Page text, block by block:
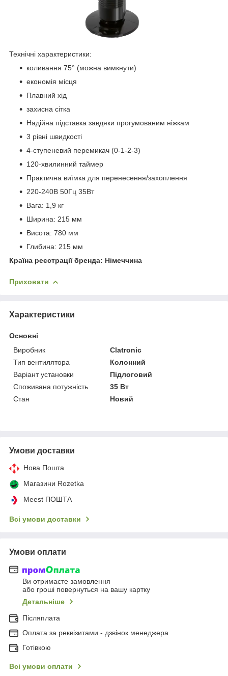
Технічні характеристики:
коливання 75° (можна вимкнути)
економія місця
Плавний хід
захисна сітка
Надійна підставка завдяки прогумованим ніжкам
3 рівні швидкості
4-ступеневий перемикач (0-1-2-3)
120-хвилинний таймер
Практична виїмка для перенесення/захоплення
220-240В 50Гц 35Вт
Вага: 1,9 кг
Ширина: 215 мм
Висота: 780 мм
Глибина: 215 мм
Країна реєстрації бренда: Німеччина
Приховати
Характеристики
Основні
Виробник
Clatronic
Тип вентилятора
Колонний
Варіант установки
Підлоговий
Споживана потужність
35 Вт
Стан
Новий
Умови доставки
Нова Пошта
Магазини Rozetka
Meest ПОШТА
Всі умови доставки
Умови оплати
Ви отримаєте замовлення
або гроші повернуться на вашу картку
Детальніше
Післяплата
Оплата за реквізитами - дзвінок менеджера
Готівкою
Всі умови оплати